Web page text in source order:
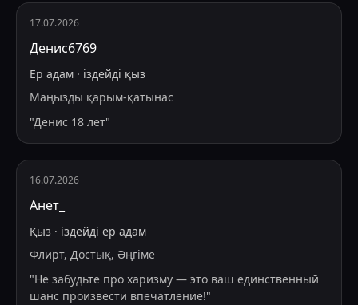
17.07.2026
Денис6769
Ер адам · іздейді қыз
Маңызды қарым-қатынас
"Денис 18 лет"
16.07.2026
Анет_
Қыз · іздейді ер адам
Флирт, Достық, Әңгіме
"Не забудьте про харизму — это ваш единственный
шанс произвести впечатление!"